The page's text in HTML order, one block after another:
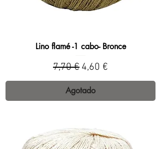
Lino flamé -1 cabo- Bronce
Precio
7,70 € Precio de oferta
4,60 €
Agotado